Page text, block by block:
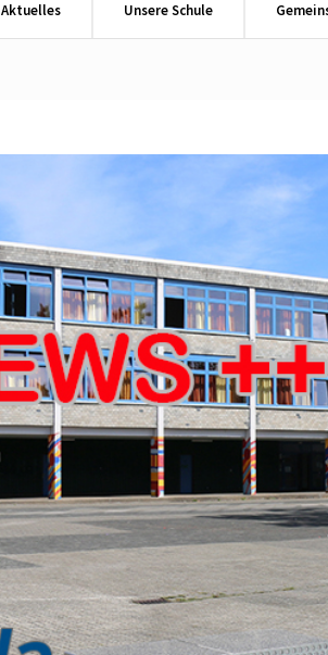
Aktuelles Unsere Schule